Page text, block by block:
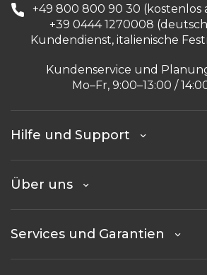
+49 800 800 90 30 (kostenlos
+39 0444 1270008
Kundendienst, italienische
Kundenservice und
Mo–Fr, 9:00–13:00 /
Hilfe und Support
Über uns
Services und Garantien